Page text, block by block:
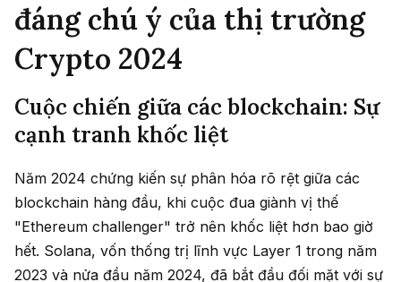
đáng chú ý của thị trường
Crypto 2024
Cuộc chiến giữa các blockchain: Sự
cạnh tranh khốc liệt
Năm 2024 chứng kiến sự phân hóa rõ rệt giữa các
blockchain hàng đầu, khi cuộc đua giành vị thế
"Ethereum challenger" trở nên khốc liệt hơn bao giờ
hết. Solana, vốn thống trị lĩnh vực Layer 1 trong năm
2023 và nửa đầu năm 2024, đã bắt đầu đối mặt với sự